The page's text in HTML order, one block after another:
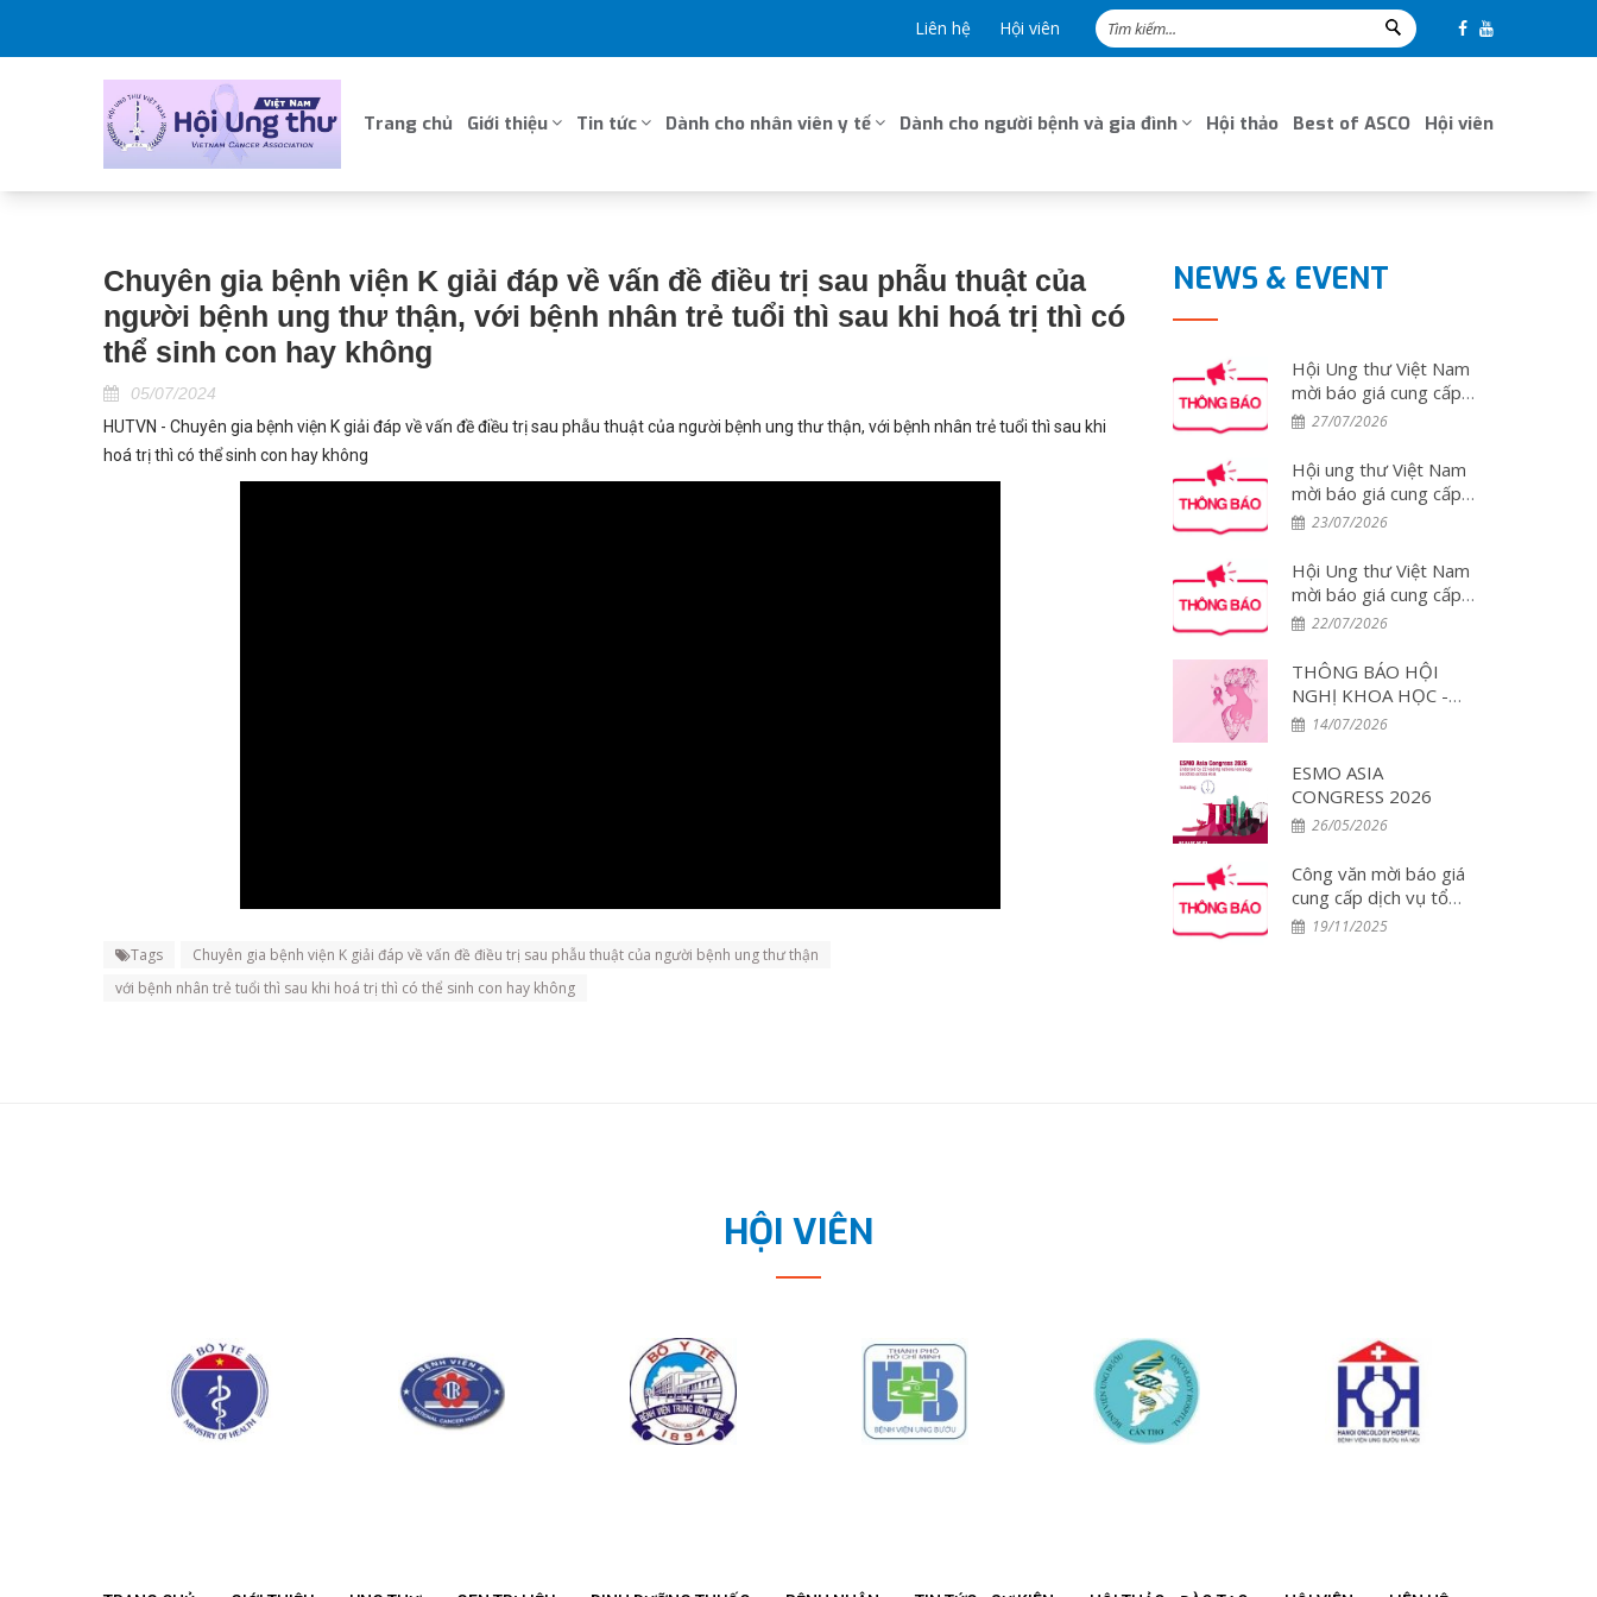
Liên hệ Hội viên
Trang chủ Giới thiệu Tin tức Dành cho nhân viên y tế Dành cho người bệnh và gia đình Hội thảo Best of ASCO Hội viên
Chuyên gia bệnh viện K giải đáp về vấn đề điều trị sau phẫu thuật của
người bệnh ung thư thận, với bệnh nhân trẻ tuổi thì sau khi hoá trị thì có
thể sinh con hay không
05/07/2024
HUTVN - Chuyên gia bệnh viện K giải đáp về vấn đề điều trị sau phẫu thuật của người bệnh ung thư thận, với bệnh nhân trẻ tuổi thì sau khi
hoá trị thì có thể sinh con hay không
Tags
Chuyên gia bệnh viện K giải đáp về vấn đề điều trị sau phẫu thuật của người bệnh ung thư thận
với bệnh nhân trẻ tuổi thì sau khi hoá trị thì có thể sinh con hay không
NEWS & EVENT
Hội Ung thư Việt Nam
mời báo giá cung cấp
dịch vụ tổ chức đoàn
nghị ESMO 2026 tại
Tây Ban Nha
27/07/2026
Hội ung thư Việt Nam
mời báo giá cung cấp
dịch vụ tổ chức đoàn
nghị WCLC 2026 tại
Hàn Quốc
23/07/2026
Hội Ung thư Việt Nam
mời báo giá cung cấp
dịch vụ tổ chức đoàn
nghị PCUT Huế 2026
22/07/2026
THÔNG BÁO HỘI
NGHỊ KHOA HỌC -
DIỄN ĐÀN THẢO
Tối ưu hóa điều trị đa
mô thức và Chăm sóc
toàn diện Bệnh nhân
Ung thư Vú tại Việt
Nam – Lần 2
14/07/2026
ESMO ASIA
CONGRESS 2026
26/05/2026
Công văn mời báo giá
cung cấp dịch vụ tổ
chức đoàn đại biểu
19/11/2025
HỘI VIÊN